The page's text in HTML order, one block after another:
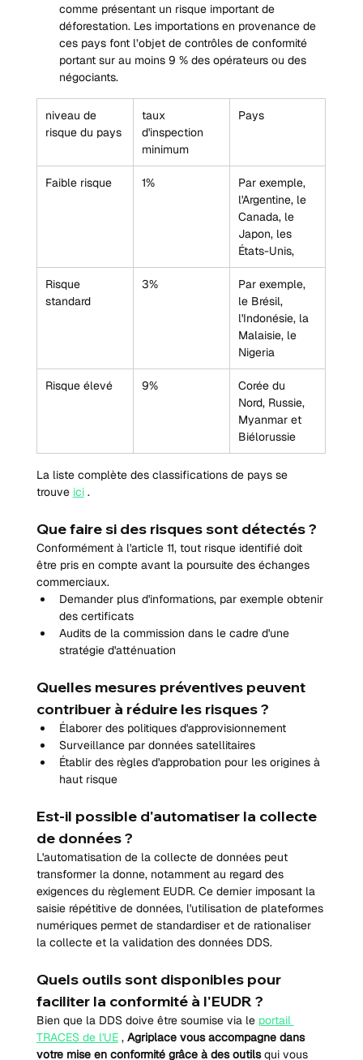
comme présentant un risque important de
déforestation. Les importations en provenance de
ces pays font l’objet de contrôles de conformité
portant sur au moins 9 % des opérateurs ou des
négociants.
niveau de
risque du pays
taux
d'inspection
minimum
Pays
Faible risque 1%
Par exemple,
l'Argentine, le
Canada, le
Japon, les
États-Unis,
Risque
standard
3%
Par exemple,
le Brésil,
l'Indonésie, la
Malaisie, le
Nigeria
Risque élevé 9%
Corée du
Nord, Russie,
Myanmar et
Biélorussie
La liste complète des classifications de pays se
trouve ici .
Que faire si des risques sont détectés ?
Conformément à l'article 11, tout risque identifié doit
être pris en compte avant la poursuite des échanges
commerciaux.
Demander plus d'informations, par exemple obtenir
des certificats
Audits de la commission dans le cadre d'une
stratégie d'atténuation
Quelles mesures préventives peuvent
contribuer à réduire les risques ?
Élaborer des politiques d'approvisionnement
Surveillance par données satellitaires
Établir des règles d'approbation pour les origines à
haut risque
Est-il possible d'automatiser la collecte
de données ?
L'automatisation de la collecte de données peut
transformer la donne, notamment au regard des
exigences du règlement EUDR. Ce dernier imposant la
saisie répétitive de données, l'utilisation de plateformes
numériques permet de standardiser et de rationaliser
la collecte et la validation des données DDS.
Quels outils sont disponibles pour
faciliter la conformité à l'EUDR ?
Bien que la DDS doive être soumise via le portail
TRACES de l'UE , Agriplace vous accompagne dans
votre mise en conformité grâce à des outils qui vous